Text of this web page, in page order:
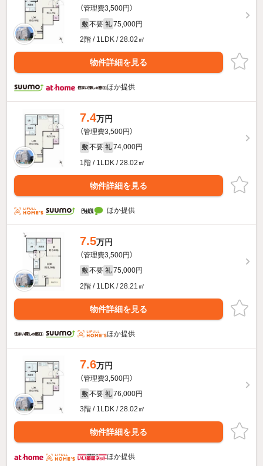
（管理費3,500円）
敷 不要 礼 75,000円
2階 / 1LDK / 28.02㎡
物件詳細を見る
ほか提供
7.4万円
（管理費3,500円）
敷 不要 礼 74,000円
1階 / 1LDK / 28.02㎡
物件詳細を見る
ほか提供
7.5万円
（管理費3,500円）
敷 不要 礼 75,000円
2階 / 1LDK / 28.21㎡
物件詳細を見る
ほか提供
7.6万円
（管理費3,500円）
敷 不要 礼 76,000円
3階 / 1LDK / 28.02㎡
物件詳細を見る
ほか提供